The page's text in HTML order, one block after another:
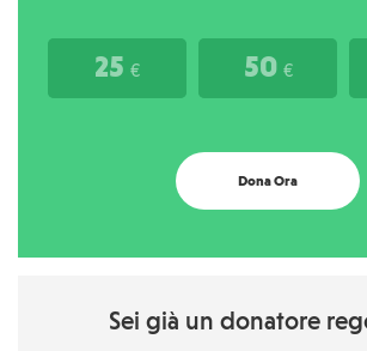
25 € 50 €
Dona Ora
Sei già un donatore